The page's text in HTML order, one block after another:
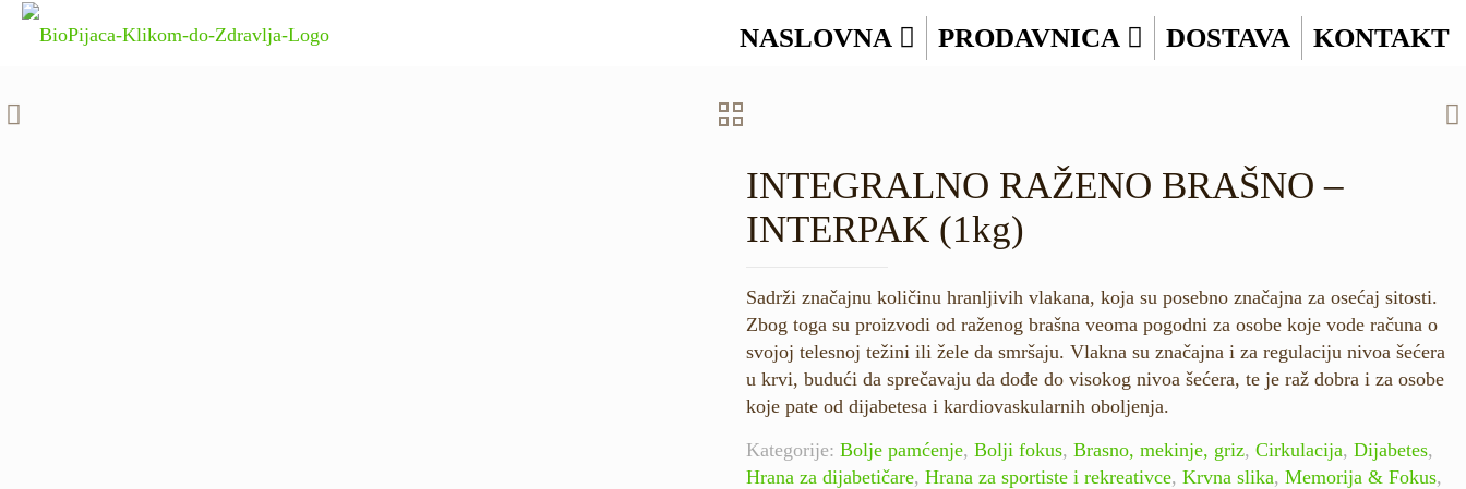
NASLOVNA PRODAVNICA DOSTAVA KONTAKT
INTEGRALNO RAŽENO BRAŠNO –
INTERPAK (1kg)
Sadrži značajnu količinu hranljivih vlakana, koja su posebno značajna za osećaj sitosti.
Zbog toga su proizvodi od raženog brašna veoma pogodni za osobe koje vode računa o
svojoj telesnoj težini ili žele da smršaju. Vlakna su značajna i za regulaciju nivoa šećera
u krvi, budući da sprečavaju da dođe do visokog nivoa šećera, te je raž dobra i za osobe
koje pate od dijabetesa i kardiovaskularnih oboljenja.
Kategorije: Bolje pamćenje, Bolji fokus, Brasno, mekinje, griz, Cirkulacija, Dijabetes,
Hrana za dijabetičare, Hrana za sportiste i rekreativce, Krvna slika, Memorija & Fokus,